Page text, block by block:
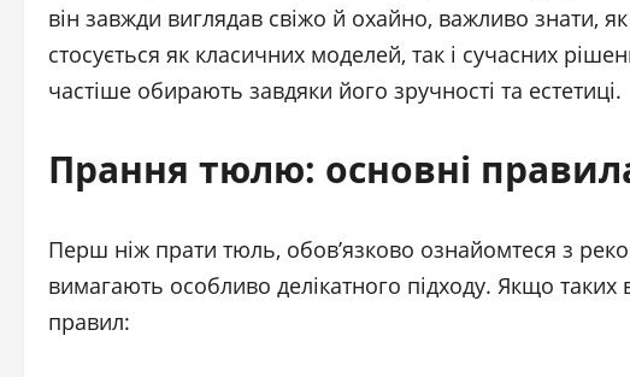
він завжди виглядав свіжо й охайно, важливо знати,
стосується як класичних моделей, так і сучасних
частіше обирають завдяки його зручності та естетиці.
Прання тюлю: основні
Перш ніж прати тюль, обов’язково ознайомтеся з
вимагають особливо делікатного підходу. Якщо таких
правил: